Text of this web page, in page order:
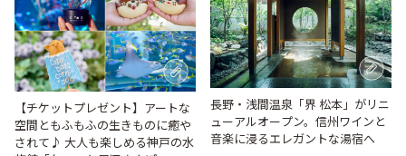
【チケットプレゼント】アートな
空間ともふもふの生きものに癒や
されて♪ 大人も楽しめる神戸の水
長野・浅間温泉「界 松本」がリニ
ューアルオープン。信州ワインと
音楽に浸るエレガントな湯宿へ